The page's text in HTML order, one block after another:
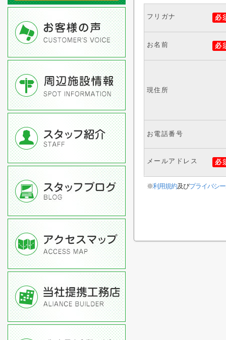
フリガナ 必
お名前 必
現住所
お電話番号
メールアドレス 必
※利用規約及びプライバシ